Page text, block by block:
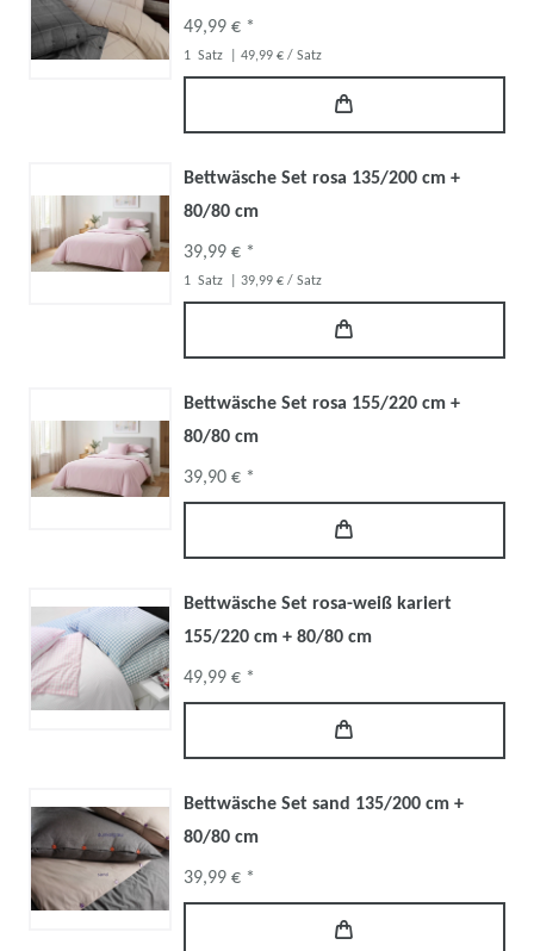
49,99 € *
1 Satz | 49,99 € / Satz
Bettwäsche Set rosa 135/200 cm +
80/80 cm
39,99 € *
1 Satz | 39,99 € / Satz
Bettwäsche Set rosa 155/220 cm +
80/80 cm
39,90 € *
Bettwäsche Set rosa-weiß kariert
155/220 cm + 80/80 cm
49,99 € *
Bettwäsche Set sand 135/200 cm +
80/80 cm
39,99 € *